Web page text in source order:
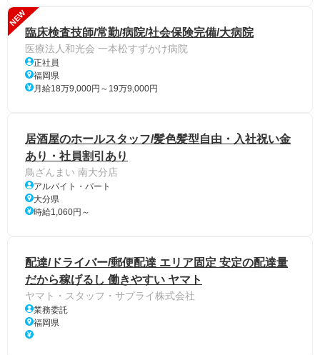
NEW
臨床検査技師/常勤/病院/社会保険完備/大病院
医療法人和光会 一本松すずかけ病院
正社員
福岡県
月給18万9,000円～19万9,000円
居酒屋のホールスタッフ/髪色髪型自由・入社祝い金
あり・社員割引あり
鳥ざんまい 南大分店
アルバイト・パート
大分県
時給1,060円～
配達/ドライバー/郵便配達 エリア固定 安定の配達量
だから稼げるし 働きやすい ヤマト
ヤマト・スタッフ・サプライ株式会社
業務委託
福岡県